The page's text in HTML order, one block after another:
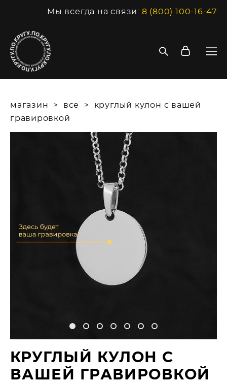
Мы всегда на связи: 8 (800) 100-16-47
магазин > все >
круглый кулон с вашей
гравировкой
КРУГЛЫЙ КУЛОН С
ВАШЕЙ ГРАВИРОВКОЙ